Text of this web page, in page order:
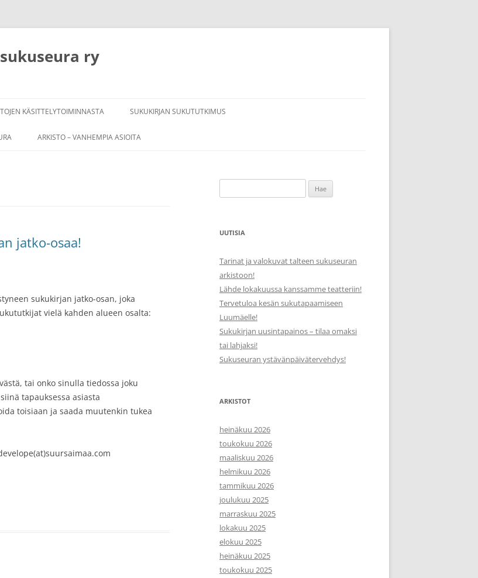
ry
KÄSITTELYTOIMINNASTA SUKUKIRJAN SUKUTUTKIMUS
ARKISTO – VANHEMPIA ASIOITA
jatko-osaa!
sukukirjan jatko-osan, joka
vielä kahden alueen osalta:
tai onko sinulla tiedossa joku
tapauksessa asiasta
toisiaan ja saada muutenkin tukea
UUTISIA
Tarinat ja valokuvat talteen sukuseuran
arkistoon!
Lähde lokakuussa kanssamme teatteriin!
Tervetuloa kesän sukutapaamiseen
Luumäelle!
Sukukirjan uusintapainos – tilaa omaksi
tai lahjaksi!
Sukuseuran ystävänpäivätervehdys!
ARKISTOT
heinäkuu 2026
toukokuu 2026
maaliskuu 2026
helmikuu 2026
tammikuu 2026
joulukuu 2025
marraskuu 2025
lokakuu 2025
elokuu 2025
heinäkuu 2025
toukokuu 2025